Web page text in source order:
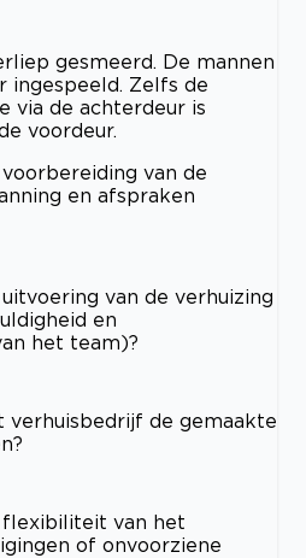
gesmeerd. De mannen
ingespeeld. Zelfs de
via de achterdeur is
voordeur.
van de
en afspraken
van de verhuizing
en
het team)?
de gemaakte
van het
of onvoorziene